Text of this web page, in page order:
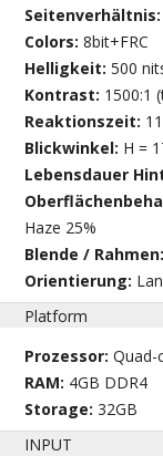
Seitenverhältnis:
Colors:8bit+FRC
Helligkeit:500
Kontrast: 1500:1
Reaktionszeit:
Blickwinkel: H =
Lebensdauer
Haze 25%
Blende / Rahmen:
Orientierung:
Platform
Prozessor:Quad-
RAM: 4GB DDR4
Storage:32GB
INPUT